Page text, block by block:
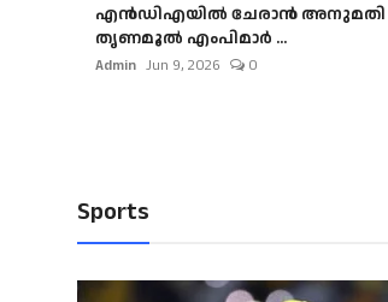
എൻഡിഎയിൽ ചേരാൻ അനുമതി
തൃണമൂൽ എംപിമാർ ...
Admin Jun 9, 2026 0
Sports